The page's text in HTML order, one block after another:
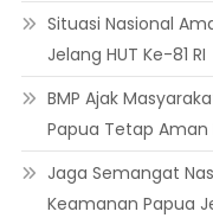
Situasi Nasional
Jelang HUT Ke-81 RI
BMP Ajak
Papua Tetap Aman
Jaga Semangat
Keamanan Papua